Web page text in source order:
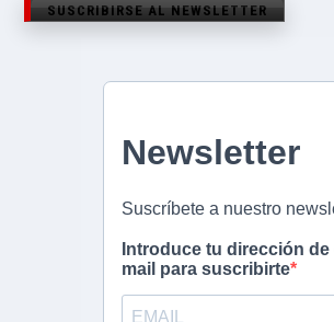
SUSCRIBIRSE AL NEWSLETTER